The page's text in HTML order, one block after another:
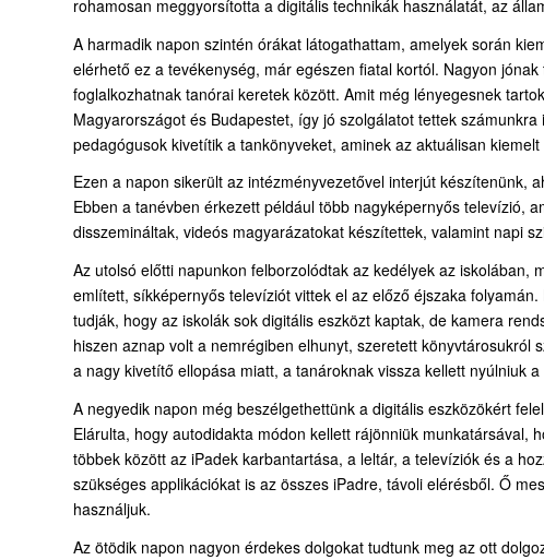
rohamosan meggyorsította a digitális technikák használatát, az
A harmadik napon szintén órákat látogathattam, amelyek során
elérhető ez a tevékenység, már egészen fiatal kortól. Nagyon
foglalkozhatnak tanórai keretek között. Amit még lényegesnek
Magyarországot és Budapestet, így jó szolgálatot tettek
pedagógusok kivetítik a tankönyveket, aminek az aktuálisan
Ezen a napon sikerült az intézményvezetővel interjút készítenünk,
Ebben a tanévben érkezett például több nagyképernyős televízió,
disszemináltak, videós magyarázatokat készítettek, valamint napi
Az utolsó előtti napunkon felborzolódtak az kedélyek az
említett, síkképernyős televíziót vittek el az előző éjszaka
tudják, hogy az iskolák sok digitális eszközt kaptak, de kamera
hiszen aznap volt a nemrégiben elhunyt, szeretett
a nagy kivetítő ellopása miatt, a tanároknak vissza kellett nyúlniuk
A negyedik napon még beszélgethettünk a digitális eszközökért
Elárulta, hogy autodidakta módon kellett rájönniük
többek között az iPadek karbantartása, a leltár, a televíziók és a
szükséges applikációkat is az összes iPadre, távoli elérésből. Ő
használjuk.
Az ötödik napon nagyon érdekes dolgokat tudtunk meg az ott